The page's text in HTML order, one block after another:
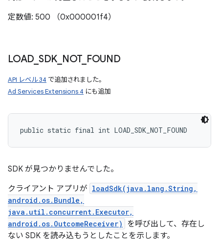
定数値: 500 （0x000001f4）
LOAD SDK NOT_ FOUND
API レベル 34 で追加されました。
Ad Services Extensions 4 にも追加
public static final int LOAD_SDK_NOT_FOUND
SDK が見つかりませんでした。
クライアント アプリが loadSdk(java.lang.String,
android.os.Bundle,
java.util.concurrent.Executor,
android.os.OutcomeReceiver)
を呼び出して、存在し
ない SDK を読み込もうとしたことを示します。